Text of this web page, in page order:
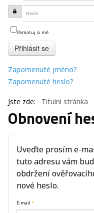
Heslo
Pamatuj si mě
Přihlásit se
Zapomenuté jméno?
Zapomenuté heslo?
Jste zde: Titulní stránka
Obnovení
Uveďte prosím e-
tuto adresu vám
obdržení
nové heslo.
E-mail *